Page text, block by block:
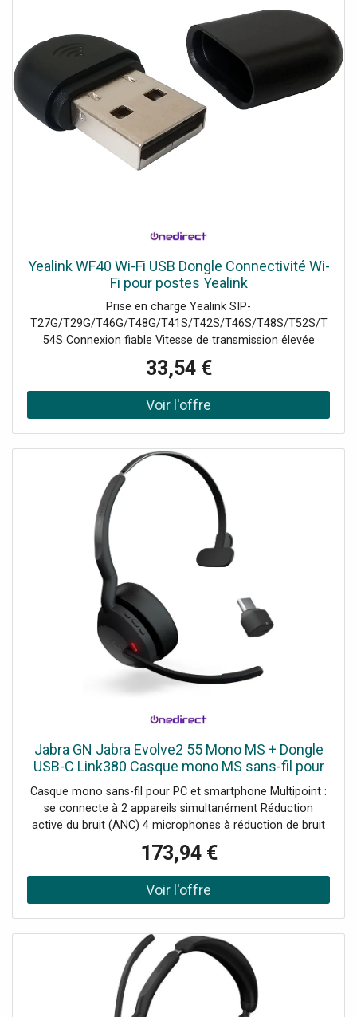
Yealink WF40 Wi-Fi USB Dongle Connectivité Wi-
Fi pour postes Yealink
Prise en charge Yealink SIP-
T27G/T29G/T46G/T48G/T41S/T42S/T46S/T48S/T52S/T
54S Connexion fiable Vitesse de transmission élevée
Simple d'utilisation Plug and Play Faible consommation
électrique
33,54 €
Jabra GN Jabra Evolve2 55 Mono MS + Dongle
USB-C Link380 Casque mono MS sans-fil pour
PC et mobile avec Dongle USB-C Link380.
Casque mono sans-fil pour PC et smartphone Multipoint :
se connecte à 2 appareils simultanément Réduction
active du bruit (ANC) 4 microphones à réduction de bruit
Busylight à 360° intégrée Jusqu'à 18h d'autonomie
Version MS : certifié Microsoft Teams
173,94 €